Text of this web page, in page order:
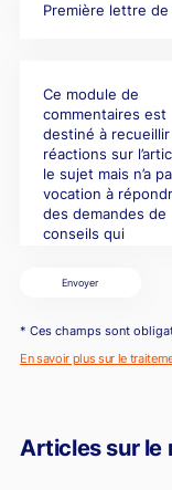
Envoyer
* Ces champs sont
En savoir plus sur le
Articles sur le